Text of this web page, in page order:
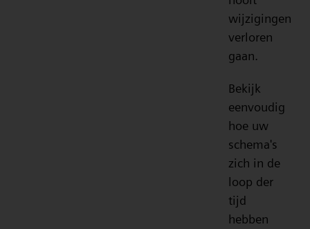
wijzigingen
verloren
gaan.
Bekijk
eenvoudig
hoe uw
schema's
zich in de
loop der
tijd
hebben